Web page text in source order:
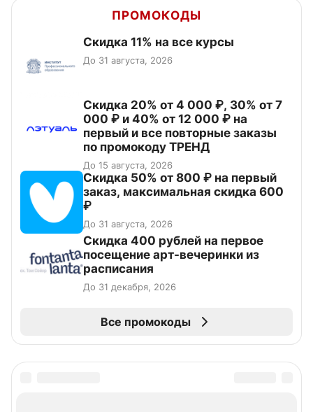
ПРОМОКОДЫ
Скидка 11% на все курсы
До 31 августа, 2026
Скидка 20% от 4 000 ₽, 30% от 7
000 ₽ и 40% от 12 000 ₽ на
первый и все повторные заказы
по промокоду ТРЕНД
До 15 августа, 2026
Скидка 50% от 800 ₽ на первый
заказ, максимальная скидка 600
₽
До 31 августа, 2026
Cкидка 400 рублей на первое
посещение арт-вечеринки из
расписания
До 31 декабря, 2026
Все промокоды